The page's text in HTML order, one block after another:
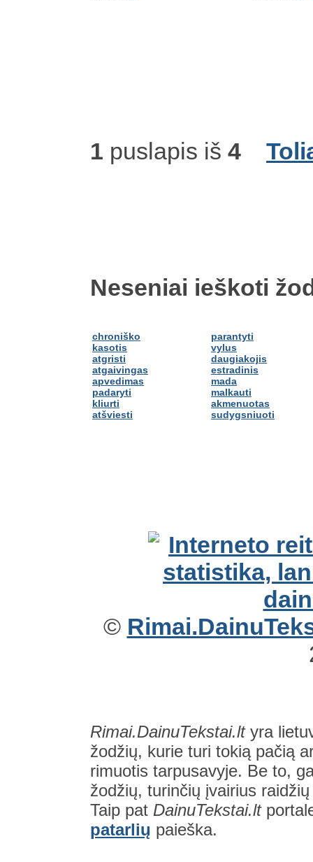
1 puslapis iš 4
Neseniai ieškoti
chroniško
kasotis
atgristi
atgaivingas
apvedimas
padaryti
kliurti
atšviesti
parantyti
vylus
daugiakojis
estradinis
mada
malkauti
akmenuotas
sudygsniuoti
©
Rimai.DainuTekstai.ltyra
žodžių, kurie turi tokią pačią
rimuotis tarpusavyje. Be to,
žodžių, turinčių įvairius
Taip pat DainuTekstai.lt
patarlių paieška.